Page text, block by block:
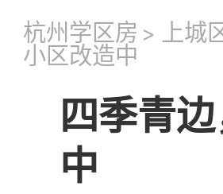
杭州学区房 > 上城
小区改造中
四季青
中